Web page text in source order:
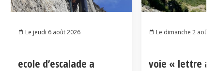
Le jeudi 6 août 2026
ecole d’escalade a
Le dimanche 2 août
voie « lettre